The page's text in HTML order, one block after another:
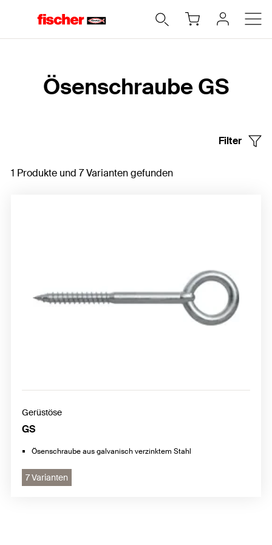
Ösenschraube GS
Filter
1 Produkte und 7 Varianten gefunden
Gerüstöse
GS
Ösenschraube aus galvanisch verzinktem Stahl
7 Varianten